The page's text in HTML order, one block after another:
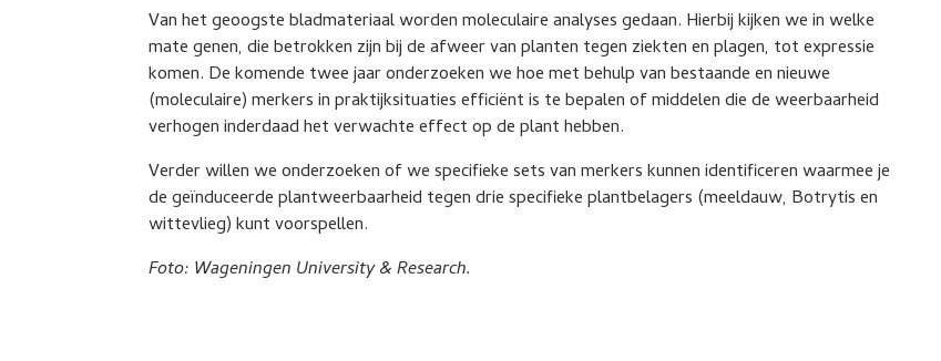
Van het geoogste bladmateriaal worden moleculaire analyses gedaan. Hierbij kijken we in welke
mate genen, die betrokken zijn bij de afweer van planten tegen ziekten en plagen, tot expressie
komen. De komende twee jaar onderzoeken we hoe met behulp van bestaande en nieuwe
(moleculaire) merkers in praktijksituaties efficiënt is te bepalen of middelen die de weerbaarheid
verhogen inderdaad het verwachte effect op de plant hebben.
Verder willen we onderzoeken of we specifieke sets van merkers kunnen identificeren waarmee je
de geïnduceerde plantweerbaarheid tegen drie specifieke plantbelagers (meeldauw, Botrytis en
wittevlieg) kunt voorspellen.
Foto: Wageningen University & Research.